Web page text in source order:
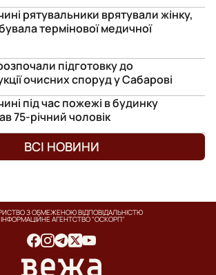
рятувальники врятували жінку,
термінової медичної
підготовку до
очисних споруд у Сабарові
під час пожежі в будинку
75-річний чоловік
ВСІ НОВИНИ
З ОБМЕЖЕНОЮ ВІДПОВІДАЛЬНІСТЮ
АГЕНТСТВО "ОСКОРП"